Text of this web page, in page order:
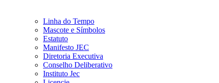
Linha do Tempo
Mascote e Símbolos
Estatuto
Manifesto JEC
Diretoria Executiva
Conselho Deliberativo
Instituto Jec